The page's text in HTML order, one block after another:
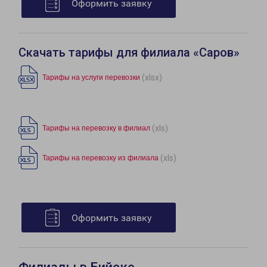
Оформить заявку
Скачать тарифы для филиала «Саров»
Тарифы на услуги перевозки (xlsx)
Тарифы на перевозку в филиал (xls)
Тарифы на перевозку из филиала (xls)
Оформить заявку